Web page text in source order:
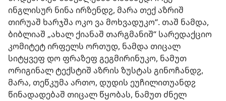
ინგლისურ ნინა ირზენდჷ, მარა თექ აზრიშ
თირუაშ ხარჯშა ოკო ვა მოხვადუკო“. თაშ ნამდა,
ბიბლიაშ „ახალ ქიანაშ თარგმანიშ“ სარედაქციო
კომიტეტ ირფელს ორთუდ, ნამდა თიცალ
სიტყვეფ დო ფრაზეფ გეგმირინუკო, ნამუთ
ორიგინალ ტექსტიშ აზრის ზუსტას გინოჩანდჷ,
მარა, თეწკუმა ართო, დუდის ეუჩილითუანდჷ
წინადადებაშ თიცალ წყობას, ნამუთ ძნელ